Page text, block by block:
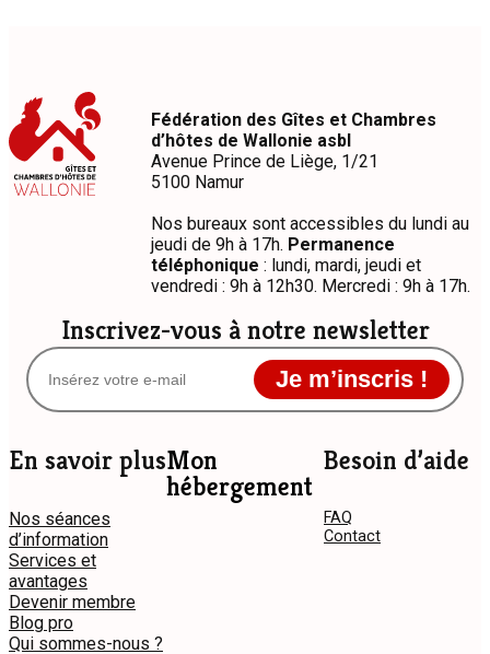
Inscrivez-vous à notre newsletter
Je m’inscris !
Fédération des Gîtes et Chambres
d’hôtes de Wallonie asbl
Avenue Prince de Liège, 1/21
5100 Namur
Nos bureaux sont accessibles du lundi au
jeudi de 9h à 17h. Permanence
téléphonique : lundi, mardi, jeudi et
vendredi : 9h à 12h30. Mercredi : 9h à 17h.
En savoir plus
Nos séances
d’information
Services et
avantages
Devenir membre
Blog pro
Qui sommes-nous ?
Mon
hébergement
Besoin d’aide
FAQ
Contact